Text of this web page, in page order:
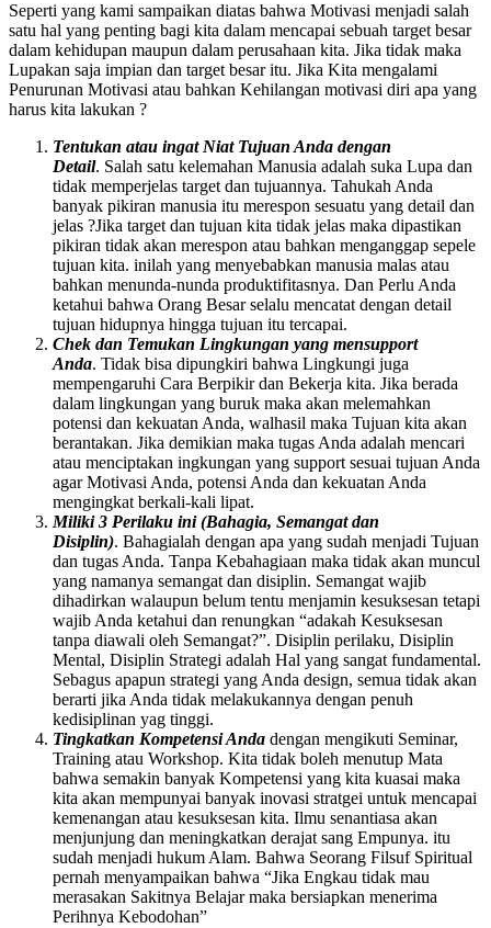
Seperti yang kami sampaikan diatas bahwa Motivasi menjadi salah
satu hal yang penting bagi kita dalam mencapai sebuah target besar
dalam kehidupan maupun dalam perusahaan kita. Jika tidak maka
Lupakan saja impian dan target besar itu. Jika Kita mengalami
Penurunan Motivasi atau bahkan Kehilangan motivasi diri apa yang
harus kita lakukan ?
Tentukan atau ingat Niat Tujuan Anda dengan
Detail. Salah satu kelemahan Manusia adalah suka Lupa dan
tidak memperjelas target dan tujuannya. Tahukah Anda
banyak pikiran manusia itu merespon sesuatu yang detail dan
jelas ?Jika target dan tujuan kita tidak jelas maka dipastikan
pikiran tidak akan merespon atau bahkan menganggap sepele
tujuan kita. inilah yang menyebabkan manusia malas atau
bahkan menunda-nunda produktifitasnya. Dan Perlu Anda
ketahui bahwa Orang Besar selalu mencatat dengan detail
tujuan hidupnya hingga tujuan itu tercapai.
Chek dan Temukan Lingkungan yang mensupport
Anda. Tidak bisa dipungkiri bahwa Lingkungi juga
mempengaruhi Cara Berpikir dan Bekerja kita. Jika berada
dalam lingkungan yang buruk maka akan melemahkan
potensi dan kekuatan Anda, walhasil maka Tujuan kita akan
berantakan. Jika demikian maka tugas Anda adalah mencari
atau menciptakan ingkungan yang support sesuai tujuan Anda
agar Motivasi Anda, potensi Anda dan kekuatan Anda
mengingkat berkali-kali lipat.
Miliki 3 Perilaku ini (Bahagia, Semangat dan
Disiplin). Bahagialah dengan apa yang sudah menjadi Tujuan
dan tugas Anda. Tanpa Kebahagiaan maka tidak akan muncul
yang namanya semangat dan disiplin. Semangat wajib
dihadirkan walaupun belum tentu menjamin kesuksesan tetapi
wajib Anda ketahui dan renungkan “adakah Kesuksesan
tanpa diawali oleh Semangat?”. Disiplin perilaku, Disiplin
Mental, Disiplin Strategi adalah Hal yang sangat fundamental.
Sebagus apapun strategi yang Anda design, semua tidak akan
berarti jika Anda tidak melakukannya dengan penuh
kedisiplinan yag tinggi.
Tingkatkan Kompetensi Anda dengan mengikuti Seminar,
Training atau Workshop. Kita tidak boleh menutup Mata
bahwa semakin banyak Kompetensi yang kita kuasai maka
kita akan mempunyai banyak inovasi stratgei untuk mencapai
kemenangan atau kesuksesan kita. Ilmu senantiasa akan
menjunjung dan meningkatkan derajat sang Empunya. itu
sudah menjadi hukum Alam. Bahwa Seorang Filsuf Spiritual
pernah menyampaikan bahwa “Jika Engkau tidak mau
merasakan Sakitnya Belajar maka bersiapkan menerima
Perihnya Kebodohan”